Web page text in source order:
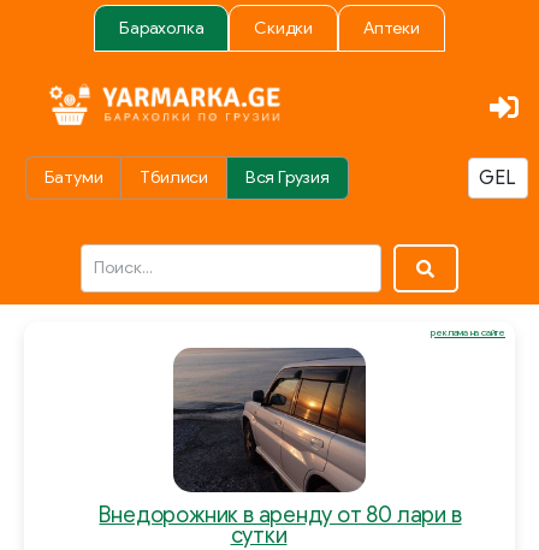
Барахолка Скидки Аптеки
Батуми Тбилиси Вся Грузия
Внедорожник в аренду от 80 лари в
сутки
реклама на сайте